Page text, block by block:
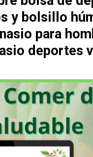
y bolsillo
para
deportes